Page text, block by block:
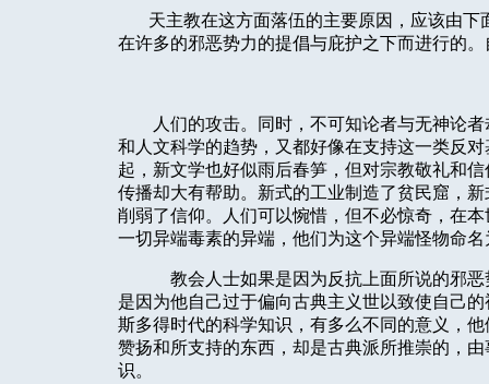
天主教在这方面落伍的主要原因，应该由
在许多的邪恶势力的提倡与庇护之下而进行的
人们的攻击。同时，不可知论者与无神论
和人文科学的趋势，又都好像在支持这一类反
起，新文学也好似雨后春笋，但对宗教敬礼和
传播却大有帮助。新式的工业制造了贫民窟，
削弱了信仰。人们可以惋惜，但不必惊奇，在
一切异端毒素的异端，他们为这个异端怪物命
教会人士如果是因为反抗上面所说的邪
是因为他自己过于偏向古典主义世以致使自己
斯多得时代的科学知识，有多么不同的意义，
赞扬和所支持的东西，却是古典派所推崇的，
识。